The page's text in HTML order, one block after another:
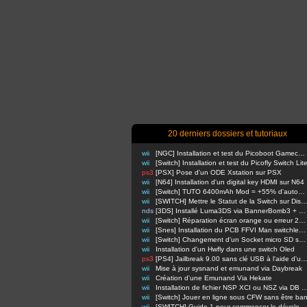
20 derniers dossiers et tutoriaux
wii
wii
[Switch] Installation et test du Picofly Switch Lite
ps3 [PSX] Pose d'un ODE Xstation sur PSX
wii
[N64] Installation d'un digital key HDMI sur N64
wii
wii
nds
wii
wii
wii
wii
Installation d'un Hwfly dans une switch Oled
ps3
wii
Mise à jour sysnand et emunand via Daybreak
wii
Création d'une Emunand Via Hekate
wii
wii
[Switch] Jouer en ligne sous CFW sans être ban